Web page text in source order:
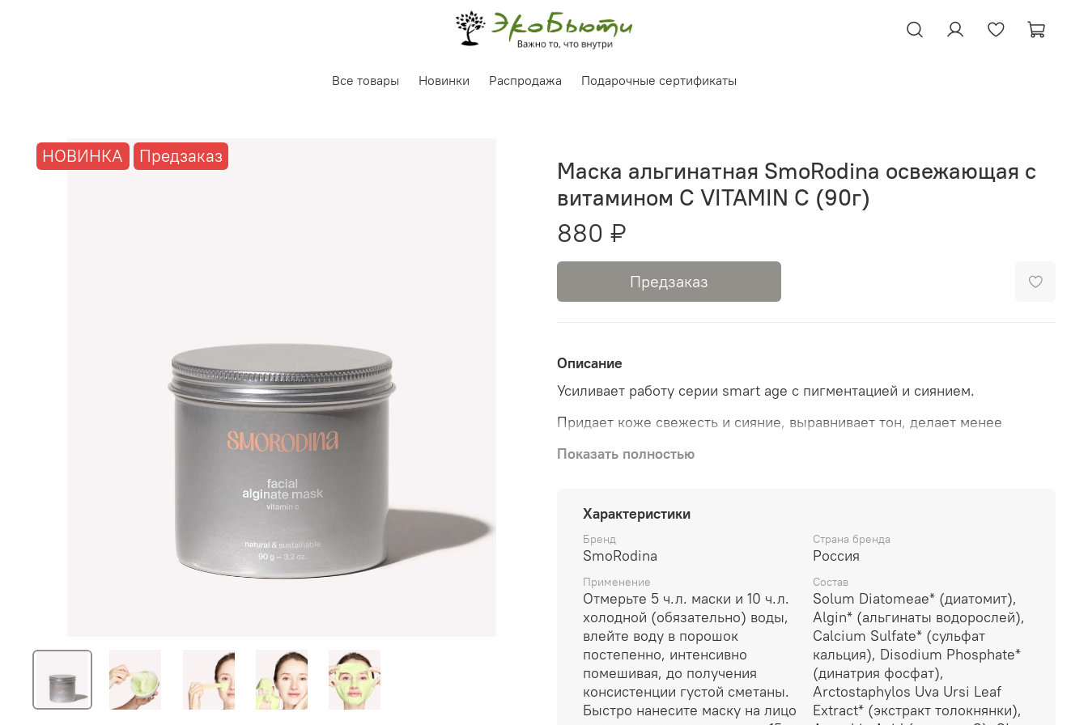
Все товары Новинки Распродажа Подарочные сертификаты
НОВИНКА Предзаказ
Маска альгинатная SmoRodina освежающая с
витамином С VITAMIN C (90г)
880 ₽
Предзаказ
Описание
Усиливает работу серии smart age с пигментацией и сиянием.
Придает коже свежесть и сияние, выравнивает тон, делает менее
свободных радикалов, питает и увлажняет кожу, корректирует овал лица.
В масках от SmoRodina используется французский альгинат и
натуральные активные ингредиенты в рабочих дозировках, которые
позволяют решить большинство проблем с кожей и добиться видимых
результатов в короткие сроки.
Как и за счет чего работает:
ГЛУБОКОЕ УВЛАЖНЕНИЕ: альгинаты водорослей проникают в
глубокие слои кожи, интенсивно увлажняя и помогая удерживать
влагу.
ОЧИЩЕНИЕ И ДЕТОКСИКАЦИЯ: диатомит очищает поры, удаляет
загрязнения и токсины, придавая коже свежесть.
Показать полностью
Характеристики
Бренд
SmoRodina
Страна бренда
Россия
Применение
Отмерьте 5 ч.л. маски и 10 ч.л.
холодной (обязательно) воды,
влейте воду в порошок
постепенно, интенсивно
помешивая, до получения
консистенции густой сметаны.
Быстро нанесите маску на лицо
Состав
Solum Diatomeae* (диатомит),
Algin* (альгинаты водорослей),
Calcium Sulfate* (сульфат
кальция), Disodium Phosphate*
(динатрия фосфат),
Arctostaphylos Uva Ursi Leaf
Extract* (экстракт толокнянки),